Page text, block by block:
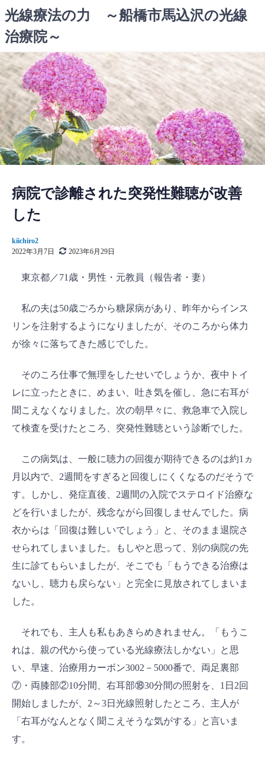
ン
テ
ツ
へ
ス
キ
ッ
プ
光線療法の力 ～船橋市馬込沢の光線
治療院～
病院で診離された突発性難聴が改善
した
kiichiro2
2022年3月7日
2023年6月29日
東京都／71歳・男性・元教員（報告者・妻）
私の夫は50歳ごろから糖尿病があり、昨年からインス
リンを注射するようになりましたが、そのころから体力
が徐々に落ちてきた感じでした。
そのころ仕事で無理をしたせいでしょうか、夜中トイ
レに立ったときに、めまい、吐き気を催し、急に右耳が
聞こえなくなりました。次の朝早々に、救急車で入院し
て検査を受けたところ、突発性難聴という診断でした。
この病気は、一般に聴力の回復が期待できるのは約1ヵ
月以内で、2週間をすぎると回復しにくくなるのだそうで
す。しかし、発症直後、2週間の入院でステロイド治療な
どを行いましたが、残念ながら回復しませんでした。病
衣からは「回復は難しいでしょう」と、そのまま退院さ
せられてしまいました。もしやと思って、別の病院の先
生に診てもらいましたが、そこでも「もうできる治療は
ないし、聴力も戻らない」と完全に見放されてしまいま
した。
それでも、主人も私もあきらめきれません。「もうこ
れは、親の代から使っている光線療法しかない」と思
い、早速、治療用カーボン3002－5000番で、両足裏部
⑦・両膝部②10分間、右耳部⑱30分間の照射を、1日2回
開始しましたが、2～3日光線照射したところ、主人が
「右耳がなんとなく聞こえそうな気がする」と言いま
す。